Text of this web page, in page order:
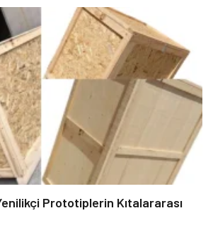
Prototiplerin Kıtalararası